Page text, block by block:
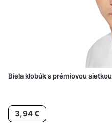
Biela klobúk s prémiovou sieťkou
Cena
3,94 €